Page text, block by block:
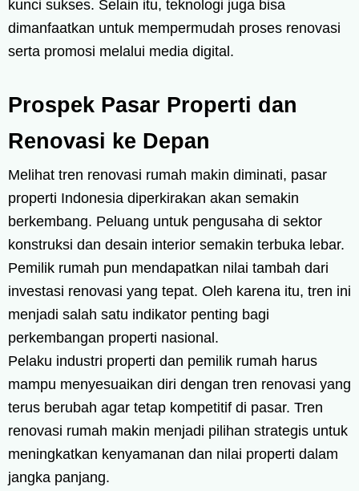
kunci sukses. Selain itu, teknologi juga bisa
dimanfaatkan untuk mempermudah proses renovasi
serta promosi melalui media digital.
Prospek Pasar Properti dan
Renovasi ke Depan
Melihat tren renovasi rumah makin diminati, pasar
properti Indonesia diperkirakan akan semakin
berkembang. Peluang untuk pengusaha di sektor
konstruksi dan desain interior semakin terbuka lebar.
Pemilik rumah pun mendapatkan nilai tambah dari
investasi renovasi yang tepat. Oleh karena itu, tren ini
menjadi salah satu indikator penting bagi
perkembangan properti nasional.
Pelaku industri properti dan pemilik rumah harus
mampu menyesuaikan diri dengan tren renovasi yang
terus berubah agar tetap kompetitif di pasar. Tren
renovasi rumah makin menjadi pilihan strategis untuk
meningkatkan kenyamanan dan nilai properti dalam
jangka panjang.